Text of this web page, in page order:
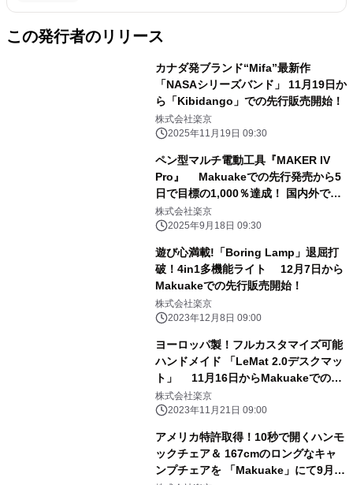
この発行者のリリース
カナダ発ブランド“Mifa”最新作
「NASAシリーズバンド」 11月19日か
ら「Kibidango」での先行販売開始！
株式会社楽京
2025年11月19日 09:30
ペン型マルチ電動工具『MAKER IV
Pro』 Makuakeでの先行発売から5
日で目標の1,000％達成！ 国内外でシ
リーズ累計4,600万円突破
株式会社楽京
2025年9月18日 09:30
遊び心満載!「Boring Lamp」退屈打
破！4in1多機能ライト 12月7日から
Makuakeでの先行販売開始！
株式会社楽京
2023年12月8日 09:00
ヨーロッパ製！フルカスタマイズ可能
ハンドメイド 「LeMat 2.0デスクマッ
ト」 11月16日からMakuakeでの先
行販売開始！
株式会社楽京
2023年11月21日 09:00
アメリカ特許取得！10秒で開くハンモ
ックチェア＆ 167cmのロングなキャ
ンプチェアを 「Makuake」にて9月22